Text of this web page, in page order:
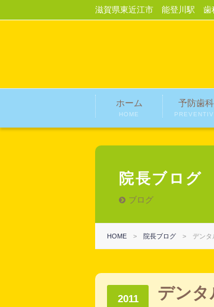
滋賀県東近江市 能登川駅 歯
ホーム
HOME
予防歯科
院長ブログ
ブログ
HOME > 院長ブログ > デン
2011 デン